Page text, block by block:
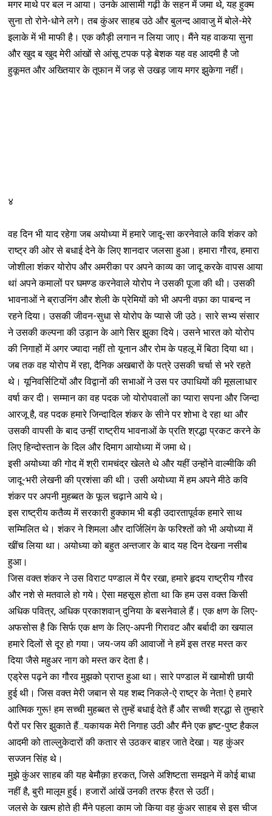
मगर माथे पर बल न आया। उनके आसामी गढ़ी के सहन में जमा थे, यह हुक्म
सुना तो रोने-धोने लगे। तब कुंअर साहब उठे और बुलन्द आवाजु में बोले-मेरे
इलाके में भी माफी है। एक कौड़ी लगान न लिया जाए। मैंने यह वाकया सुना
और खुद ब खुद मेरी आंखों से आंसू टपक पड़े बेशक यह वह आदमी है जो
हुकूमत और अख्तियार के तूफान में जड़ से उखड़ जाय मगर झुकेगा नहीं।
४
वह दिन भी याद रहेगा जब अयोध्या में हमारे जादू-सा करनेवाले कवि शंकर को
राष्ट्र की ओर से बधाई देने के लिए शानदार जलसा हुआ। हमारा गौरव, हमारा
जोशीला शंकर योरोप और अमरीका पर अपने काव्य का जादू करके वापस आया
थां अपने कमालों पर घमण्ड करनेवाले योरोप ने उसकी पूजा की थी। उसकी
भावनाओं ने ब्राउनिंग और शेली के प्रेमियों को भी अपनी वफ़ा का पाबन्द न
रहने दिया। उसकी जीवन-सुधा से योरोप के प्यासे जी उठे। सारे सभ्य संसार
ने उसकी कल्पना की उड़ान के आगे सिर झुका दिये। उसने भारत को योरोप
की निगाहों में अगर ज्यादा नहीं तो यूनान और रोम के पहलू में बिठा दिया था।
जब तक वह योरोप में रहा, दैनिक अखबारों के पत्रे उसकी चर्चा से भरे रहते
थे। यूनिवर्सिटियों और विद्वानों की सभाओं ने उस पर उपाधियों की मूसलाधार
वर्षा कर दी। सम्मान का वह पदक जो योरोपवालों का प्यारा सपना और जिन्दा
आरजू है, वह पदक हमारे जिन्दादिल शंकर के सीने पर शोभा दे रहा था और
उसकी वापसी के बाद उन्हीं राष्ट्रीय भावनाओं के प्रति श्रद्धा प्रकट करने के
लिए हिन्दोस्तान के दिल और दिमाग आयोध्या में जमा थे।
इसी अयोध्या की गोद में श्री रामचंद्र खेलते थे और यहीं उन्होंने वाल्मीकि की
जादू-भरी लेखनी की प्रशंसा की थी। उसी अयोध्या में हम अपने मीठे कवि
शंकर पर अपनी मुहब्बत के फूल चढ़ाने आये थे।
इस राष्ट्रीय कतैव्य में सरकारी हुक्काम भी बड़ी उदारतापूर्वक हमारे साथ
सम्मिलित थे। शंकर ने शिमला और दार्जिलिंग के फरिश्तों को भी अयोध्या में
खींच लिया था। अयोध्या को बहुत अन्तजार के बाद यह दिन देखना नसीब
हुआ।
जिस वक्त शंकर ने उस विराट पण्डाल में पैर रखा, हमारे हृदय राष्ट्रीय गौरव
और नशे से मतवाले हो गये। ऐसा महसूस होता था कि हम उस वक्त किसी
अधिक पवित्र, अधिक प्रकाशवान् दुनिया के बसनेवाले हैं। एक क्षण के लिए-
अफसोस है कि सिर्फ एक क्षण के लिए-अपनी गिरावट और बर्बादी का खयाल
हमारे दिलों से दूर हो गया। जय-जय की आवाजों ने हमें इस तरह मस्त कर
दिया जैसे महुअर नाग को मस्त कर देता है।
एड्रेस पढ़ने का गौरव मुझको प्राप्त हुआ था। सारे पण्डाल में खामोशी छायी
हुई थी। जिस वक्त मेरी जबान से यह शब्द निकले-ऐ राष्ट्र के नेता! ऐ हमारे
आत्मिक गुरू! हम सच्ची मुहब्बत से तुम्हें बधाई देते हैं और सच्ची श्रद्धा से तुम्हारे
पैरों पर सिर झुकाते हैं...यकायक मेरी निगाह उठी और मैंने एक हृष्ट-पुष्ट हैकल
आदमी को ताल्लुकेदारों की कतार से उठकर बाहर जाते देखा। यह कुंअर
सज्जन सिंह थे।
मुझे कुंअर साहब की यह बेमौक़ा हरकत, जिसे अशिष्टता समझने में कोई बाधा
नहीं है, बुरी मालूम हुई। हजारों आंखें उनकी तरफ हैरत से उठीं।
जलसे के खत्म होते ही मैंने पहला काम जो किया वह कुंअर साहब से इस चीज